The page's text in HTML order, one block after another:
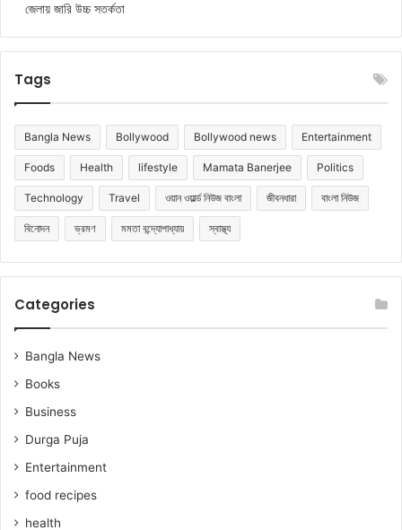
জেলায় জারি উচ্চ সতর্কতা
Tags
Bangla News Bollywood Bollywood news Entertainment
Foods Health lifestyle Mamata Banerjee Politics
Technology Travel ওয়ান ওয়ার্ল্ড নিউজ বাংলা জীবনধারা বাংলা নিউজ
বিনোদন ভ্রমণ মমতা বন্দ্যোপাধ্যায় স্বাস্থ্য
Categories
Bangla News
Books
Business
Durga Puja
Entertainment
food recipes
health